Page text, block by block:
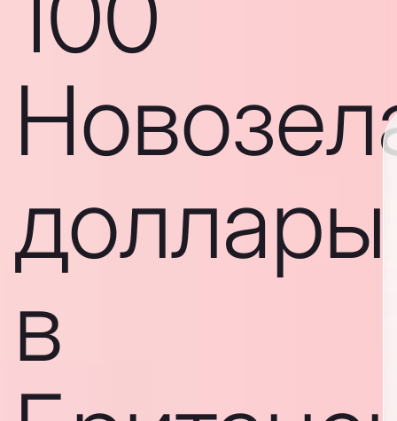
доллары
в